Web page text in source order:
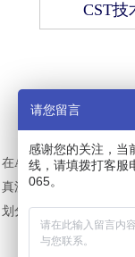
CST技
在Abaqus有限元仿真前
真流程，部分场景还会
划分算法不当、外部导
请您留言
感谢您的关注，当
线，请填拨打客服
065。